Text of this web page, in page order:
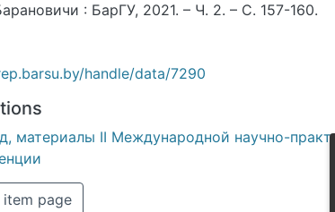
: БарГУ, 2021. – Ч. 2. – С. 157-160.
handle/data/7290
материалы II Международной научно-
item page